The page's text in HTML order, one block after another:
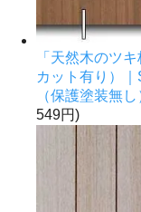
「天然木のツ
カット有り）
（保護塗装無
549円)